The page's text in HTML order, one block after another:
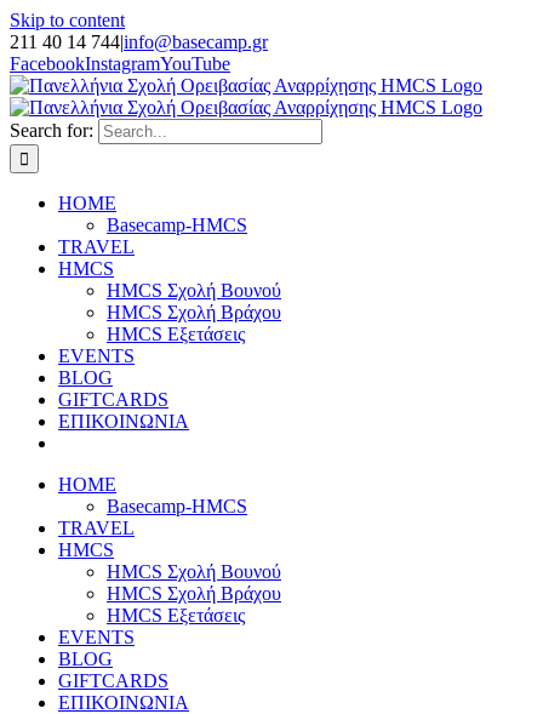
Skip to content
211 40 14 744|info@basecamp.gr
FacebookInstagramYouTube
Search for:
HOME
Basecamp-HMCS
TRAVEL
HMCS
HMCS Σχολή Βουνού
HMCS Σχολή Βράχου
HMCS Εξετάσεις
EVENTS
BLOG
GIFTCARDS
ΕΠΙΚΟΙΝΩΝΙΑ
HOME
Basecamp-HMCS
TRAVEL
HMCS
HMCS Σχολή Βουνού
HMCS Σχολή Βράχου
HMCS Εξετάσεις
EVENTS
BLOG
GIFTCARDS
ΕΠΙΚΟΙΝΩΝΙΑ